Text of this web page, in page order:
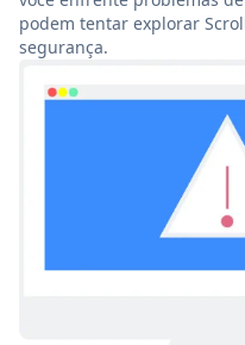
podem tentar explorar
segurança.